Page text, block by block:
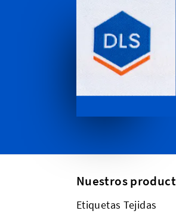
Nuestros
Etiquetas Tejidas